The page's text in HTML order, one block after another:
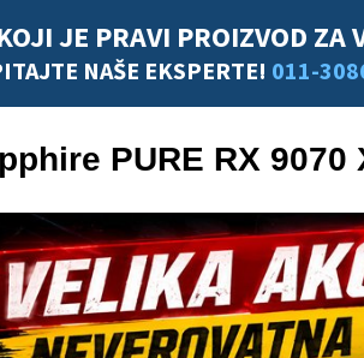
JE PRAVI PROIZVOD ZA
NAŠE EKSPERTE! 011-
PURE RX 9070